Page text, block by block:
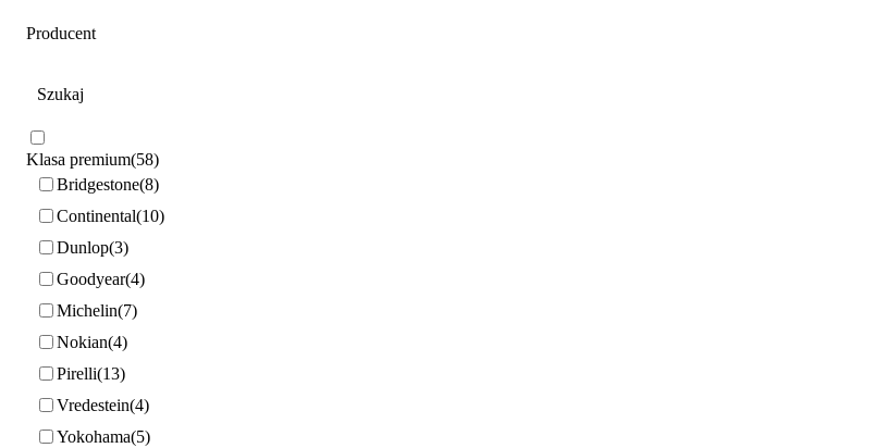
Producent
Klasa premium 58
Bridgestone 8
Continental 10
Dunlop 3
Goodyear 4
Michelin 7
Nokian 4
Pirelli 13
Vredestein 4
Yokohama 5